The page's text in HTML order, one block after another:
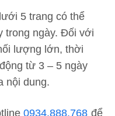
5 trang có thể
trong ngày. Đối với
lượng lớn, thời
từ 3 – 5 ngày
nội dung.
0934.888.768 để